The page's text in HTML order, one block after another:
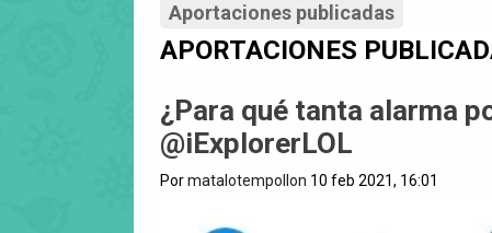
Aportaciones publicadas
APORTACIONES
¿Para qué tanta alarma
@iExplorerLOL
Pormatalotempollon 10 feb 2021, 16:01